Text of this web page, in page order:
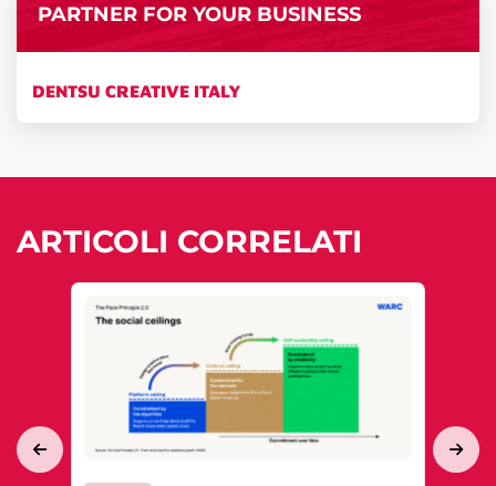
PARTNER FOR YOUR BUSINESS
DENTSU CREATIVE ITALY
ARTICOLI CORRELATI